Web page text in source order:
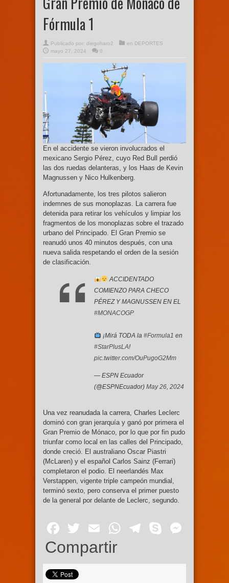
Fórmula 1
Publicado por: diegoharo2 en DEPORTES
mayo 27, 2024
0
En el accidente se vieron involucrados el
mexicano Sergio Pérez, cuyo Red Bull perdió
las dos ruedas delanteras, y los Haas de Kevin
Magnussen y Nico Hulkenberg.
Afortunadamente, los tres pilotos salieron
indemnes de sus monoplazas. La carrera fue
detenida para retirar los vehículos y limpiar los
fragmentos de los monoplazas sobre el trazado
urbano del Principado. El Gran Premio se
reanudó unos 40 minutos después, con una
nueva salida respetando el orden de la sesión
de clasificación.
ACCIDENTADO
COMIENZO PARA CHECO
PÉREZ Y MAGNUSSEN EN EL
#MONACOGP
¡Mirá TODA la #Formula1 en
#StarPlusLA!
pic.twitter.com/OuPugoG2Mm
— ESPN Ecuador
(@ESPNEcuador) May 26, 2024
Una vez reanudada la carrera, Charles Leclerc
dominó con gran jerarquía y ganó por primera el
Gran Premio de Mónaco, por lo que por fin pudo
triunfar como local en las calles del Principado,
donde creció. El australiano Oscar Piastri
(McLaren) y el español Carlos Sainz (Ferrari)
completaron el podio. El neerlandés Max
Verstappen, vigente triple campeón mundial,
terminó sexto, pero conserva el primer puesto
de la general por delante de Leclerc, segundo.
Facebook
Twitter
EmailWhatsApp
Telegram
Skype
Compartir